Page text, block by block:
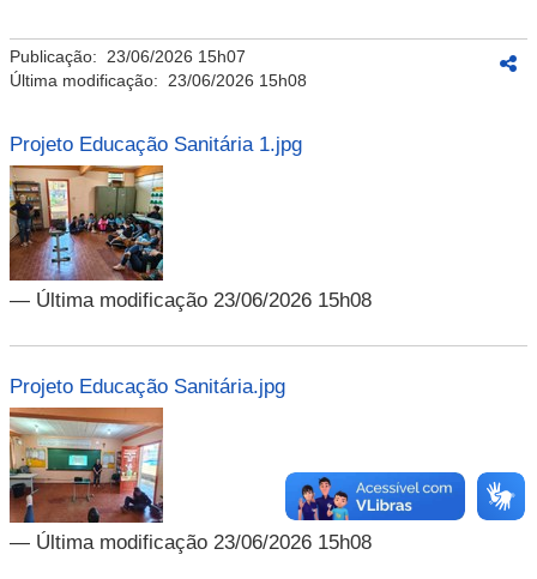
Publicação: 23/06/2026 15h07
Última modificação: 23/06/2026 15h08
Projeto Educação Sanitária 1.jpg
— Última modificação 23/06/2026 15h08
Projeto Educação Sanitária.jpg
— Última modificação 23/06/2026 15h08